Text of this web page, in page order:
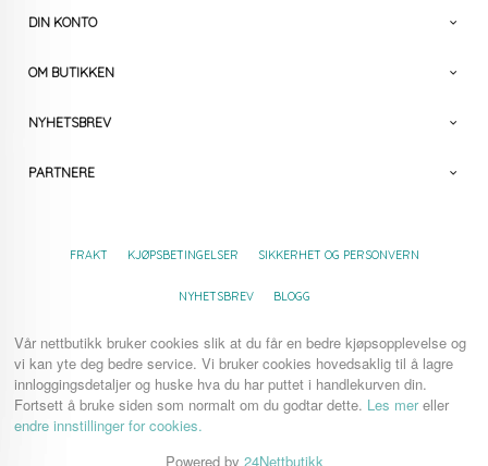
DIN KONTO
OM BUTIKKEN
NYHETSBREV
PARTNERE
FRAKT KJØPSBETINGELSER SIKKERHET OG PERSONVERN
NYHETSBREV BLOGG
Vår nettbutikk bruker cookies slik at du får en bedre kjøpsopplevelse og
vi kan yte deg bedre service. Vi bruker cookies hovedsaklig til å lagre
innloggingsdetaljer og huske hva du har puttet i handlekurven din.
Fortsett å bruke siden som normalt om du godtar dette. Les mereller
endre innstillinger for cookies.
Powered by 24Nettbutikk